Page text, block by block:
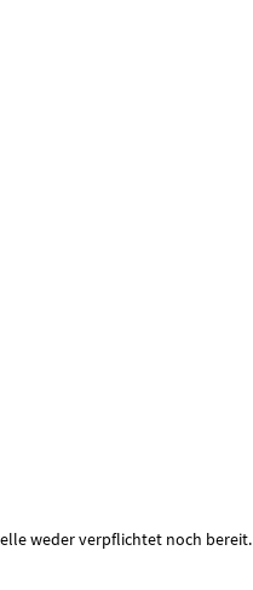
weder verpflichtet noch bereit.